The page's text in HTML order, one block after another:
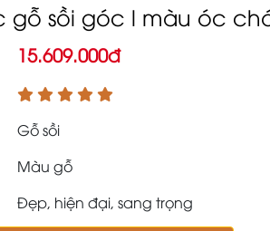
gỗ sồi góc l màu óc
15.609.000đ
Gỗ sồi
Màu gỗ
Đẹp, hiện đại, sang trọng